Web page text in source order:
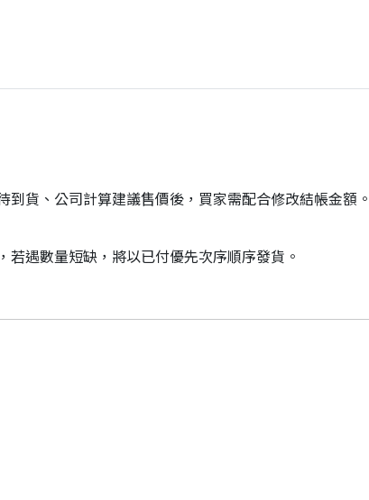
貨、公司計算建議售價後，買家需配合修改結帳金額
遇數量短缺，將以已付優先次序順序發貨。